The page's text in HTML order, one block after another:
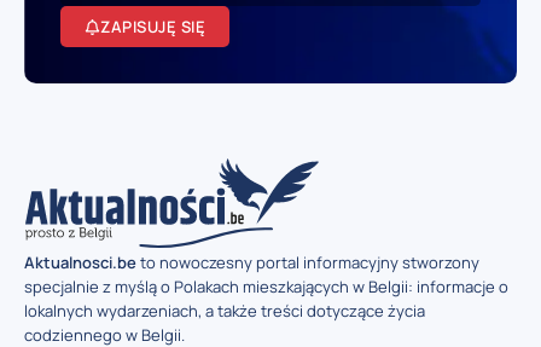
ZAPISUJĘ SIĘ
Aktualnosci.beto nowoczesny portal informacyjny stworzony
specjalnie z myślą o Polakach mieszkających w Belgii: informacje o
lokalnych wydarzeniach, a także treści dotyczące życia
codziennego w Belgii.